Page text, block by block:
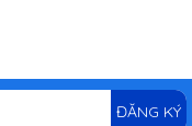
ĐĂNG KÝ